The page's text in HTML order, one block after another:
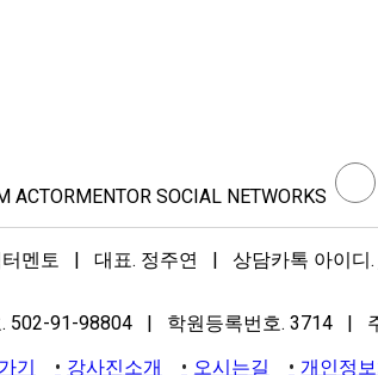
ACTORMENTOR SOCIAL NETWORKS
터멘토 | 대표. 정주연 | 상담카톡 아이디.
. 502-91-98804 | 학원등록번호. 3714 |
기
강사진소개 오시는길 개인정